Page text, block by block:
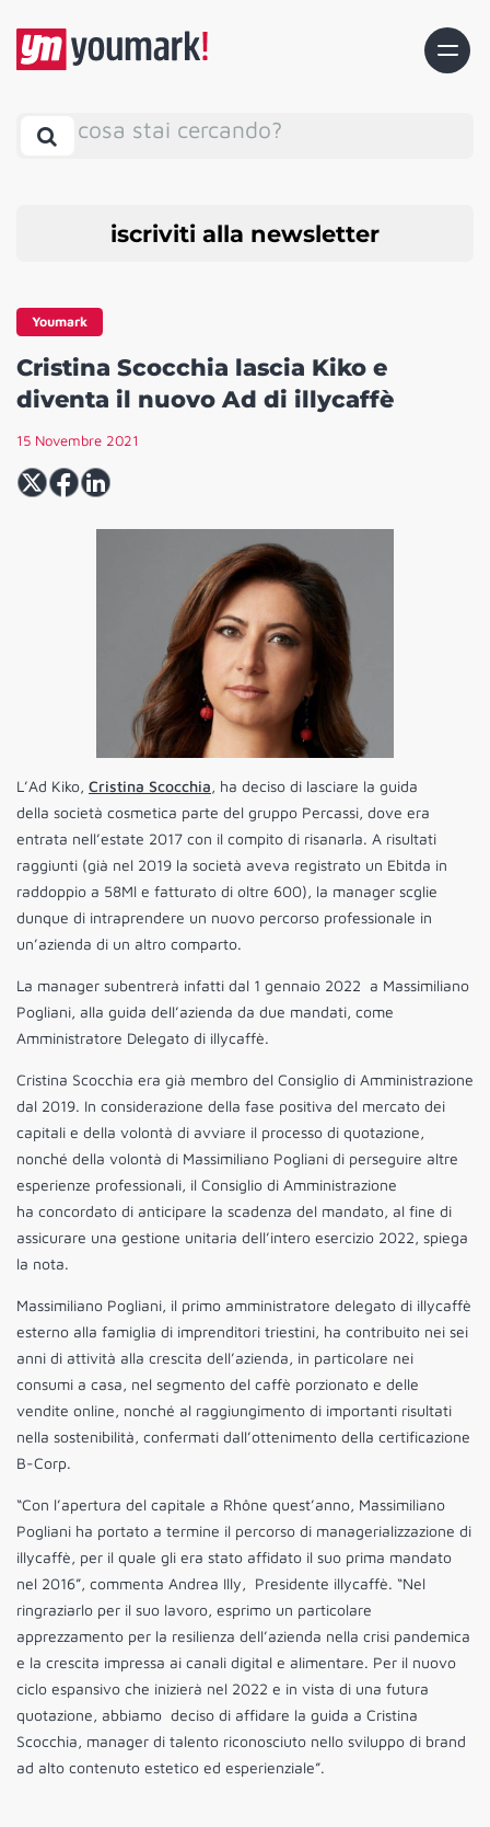
cosa stai cercando?
iscriviti alla newsletter
Youmark
Cristina Scocchia lascia Kiko e
diventa il nuovo Ad di illycaffè
15 Novembre 2021
L’Ad Kiko, Cristina Scocchia, ha deciso di lasciare la guida
della società cosmetica parte del gruppo Percassi, dove era
entrata nell’estate 2017 con il compito di risanarla. A risultati
raggiunti (già nel 2019 la società aveva registrato un Ebitda in
raddoppio a 58Ml e fatturato di oltre 600), la manager scglie
dunque di intraprendere un nuovo percorso professionale in
un’azienda di un altro comparto.
La manager subentrerà infatti dal 1 gennaio 2022 a Massimiliano
Pogliani, alla guida dell’azienda da due mandati, come
Amministratore Delegato di illycaffè.
Cristina Scocchia era già membro del Consiglio di Amministrazione
dal 2019. In considerazione della fase positiva del mercato dei
capitali e della volontà di avviare il processo di quotazione,
nonché della volontà di Massimiliano Pogliani di perseguire altre
esperienze professionali, il Consiglio di Amministrazione
ha concordato di anticipare la scadenza del mandato, al fine di
assicurare una gestione unitaria dell’intero esercizio 2022, spiega
la nota.
Massimiliano Pogliani, il primo amministratore delegato di illycaffè
esterno alla famiglia di imprenditori triestini, ha contribuito nei sei
anni di attività alla crescita dell’azienda, in particolare nei
consumi a casa, nel segmento del caffè porzionato e delle
vendite online, nonché al raggiungimento di importanti risultati
nella sostenibilità, confermati dall’ottenimento della certificazione
B-Corp.
“Con l’apertura del capitale a Rhône quest’anno, Massimiliano
Pogliani ha portato a termine il percorso di managerializzazione di
illycaffè, per il quale gli era stato affidato il suo prima mandato
nel 2016”, commenta Andrea Illy, Presidente illycaffè. “Nel
ringraziarlo per il suo lavoro, esprimo un particolare
apprezzamento per la resilienza dell’azienda nella crisi pandemica
e la crescita impressa ai canali digital e alimentare. Per il nuovo
ciclo espansivo che inizierà nel 2022 e in vista di una futura
quotazione, abbiamo deciso di affidare la guida a Cristina
Scocchia, manager di talento riconosciuto nello sviluppo di brand
ad alto contenuto estetico ed esperienziale”.